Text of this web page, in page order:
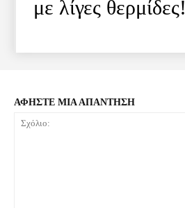
με λίγες θερμίδες!
ΑΦΗΣΤΕ ΜΙΑ ΑΠΑΝΤΗΣΗ